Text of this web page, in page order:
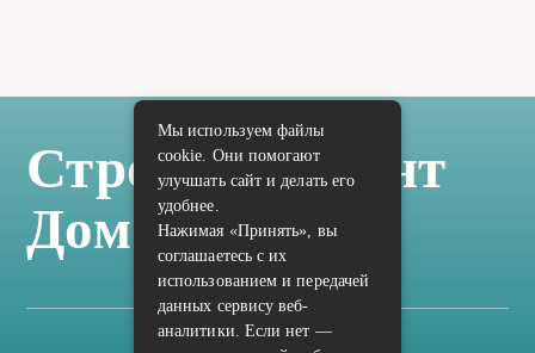
Стройка Ремонт
Дом Отделка
Мы используем файлы
cookie. Они помогают
улучшать сайт и делать его
удобнее.
Нажимая «Принять», вы
соглашаетесь с их
использованием и передачей
данных сервису веб-
аналитики. Если нет —